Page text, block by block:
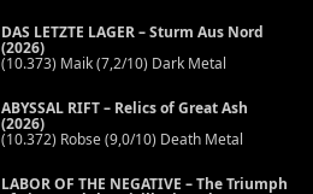
DAS LETZTE LAGER – Sturm Aus Nord
(2026)
(10.373) Maik (7,2/10) Dark Metal
ABYSSAL RIFT – Relics of Great Ash
(2026)
(10.372) Robse (9,0/10) Death Metal
LABOR OF THE NEGATIVE – The Triumph